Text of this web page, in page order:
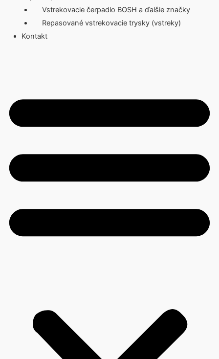
Vstrekovacie čerpadlo BOSH a ďalšie značky
Repasované vstrekovacie trysky (vstreky)
Kontakt